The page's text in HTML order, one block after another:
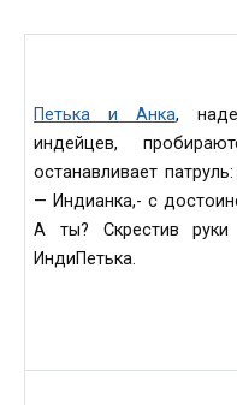
Петька и Анка,
индейцев,
останавливает
— Индианка,- с
А ты? Скрестив
ИндиПетька.